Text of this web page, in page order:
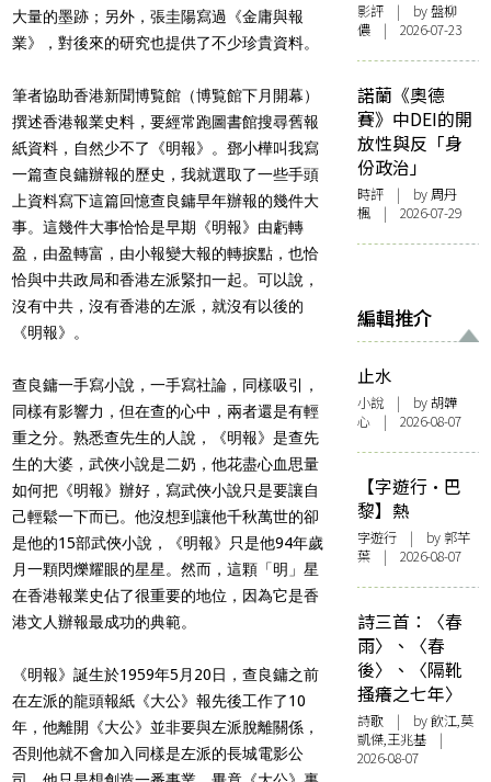
大量的墨跡；另外，張圭陽寫過《金庸與報
業》，對後來的研究也提供了不少珍貴資料。
筆者協助香港新聞博覧館（博覧館下月開幕）
撰述香港報業史料，要經常跑圖書館搜尋舊報
紙資料，自然少不了《明報》。鄧小樺叫我寫
一篇查良鏞辦報的歷史，我就選取了一些手頭
上資料寫下這篇回憶查良鏞早年辦報的幾件大
事。這幾件大事恰恰是早期《明報》 由虧轉
盈，由盈轉富，由小報變大報的轉捩點，也恰
恰與中共政局和香港左派緊扣一起。可以說，
沒有中共，沒有香港的左派，就沒有以後的
《明報》。
查良鏞一手寫小說，一手寫社論，同樣吸引，
同樣有影響力，但在查的心中，兩者還是有輕
重之分。熟悉查先生的人說，《明報》是查先
生的大婆，武俠小說是二奶，他花盡心血思量
如何把《明報》辦好，寫武俠小說只是要讓自
己輕鬆一下而已。他沒想到讓他千秋萬世的卻
是他的15部武俠小說，《明報》只是他94年歲
月一顆閃爍耀眼的星星。然而，這顆「明」星
在香港報業史佔了很重要的地位，因為它是香
港文人辦報最成功的典範。
《明報》誕生於1959年5月20日，查良鏞之前
在左派的龍頭報紙《大公》報先後工作了10
年，他離開《大公》 並非要與左派脫離關係，
否則他就不會加入同樣是左派的長城電影公
影評 | by 盤柳
儂 | 2026-07-23
諾蘭《奧德
賽》中DEI的開
放性與反「身
份政治」
時評 | by周丹
楓 | 2026-07-29
編輯推介
止水
小說 | by 胡韡
心 | 2026-08-07
【字遊行·巴
黎】熱
字遊行 | by 郭芊
葉 | 2026-08-07
詩三首：〈春
雨〉、〈春
後〉、〈隔靴
搔癢之七年〉
詩歌 | by 飲江,莫
凱傑,王兆基 |
2026-08-07